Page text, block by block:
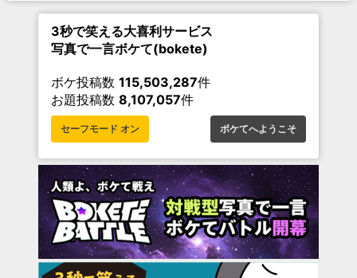
3秒で笑える大喜利サービス
写真で一言ボケて(bokete)
ボケ投稿数 115,503,287件
お題投稿数 8,107,057件
セーフモード オン ボケてへようこそ